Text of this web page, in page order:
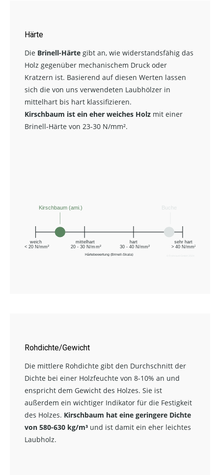
Härte
Die Brinell-Härte gibt an, wie widerstandsfähig das
Holz gegenüber mechanischem Druck oder
Kratzern ist. Basierend auf diesen Werten lassen
sich die von uns verwendeten Laubhölzer in
mittelhart bis hart klassifizieren.
Kirschbaum ist ein eher weiches Holz mit einer
Brinell-Härte von 23-30 N/mm².
Rohdichte/Gewicht
Die mittlere Rohdichte gibt den Durchschnitt der
Dichte bei einer Holzfeuchte von 8-10% an und
enspricht dem Gewicht des Holzes. Sie ist
außerdem ein wichtiger Indikator für die Festigkeit
des Holzes. Kirschbaum hat eine geringere Dichte
von 580-630 kg/m³ und ist damit ein eher leichtes
Laubholz.